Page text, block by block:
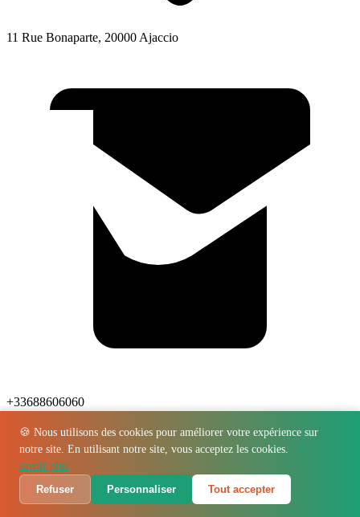
🍪 Nous utilisons des cookies pour améliorer votre expérience sur
notre site. En utilisant notre site, vous acceptez les cookies.
En
savoir plus
Refuser
Personnaliser Tout accepter
11 Rue Bonaparte, 20000 Ajaccio
+33688606060